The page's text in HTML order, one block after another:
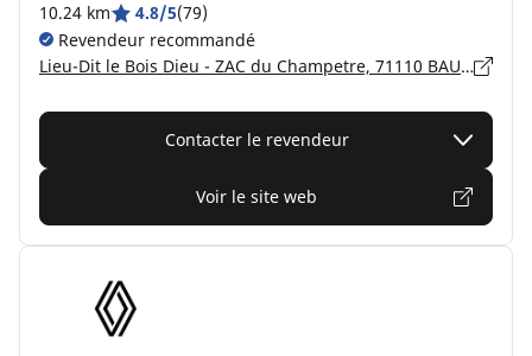
10.24 km 4.8/5(79)
Revendeur recommandé
Lieu-Dit le Bois Dieu - ZAC du Champetre, 71110 BAUGY
Contacter le revendeur
Voir le site web